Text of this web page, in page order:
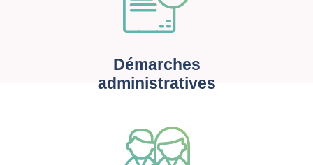
Démarches
administratives